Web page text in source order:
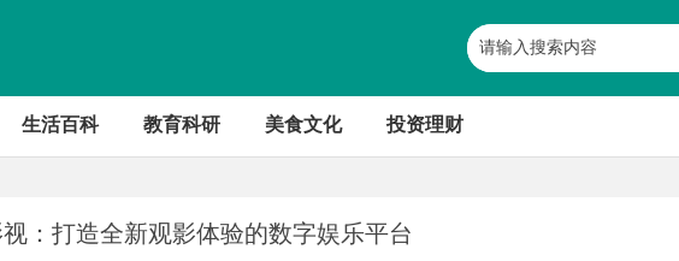
生活百科 教育科研 美食文化 投资理财
：打造全新观影体验的数字娱乐平台